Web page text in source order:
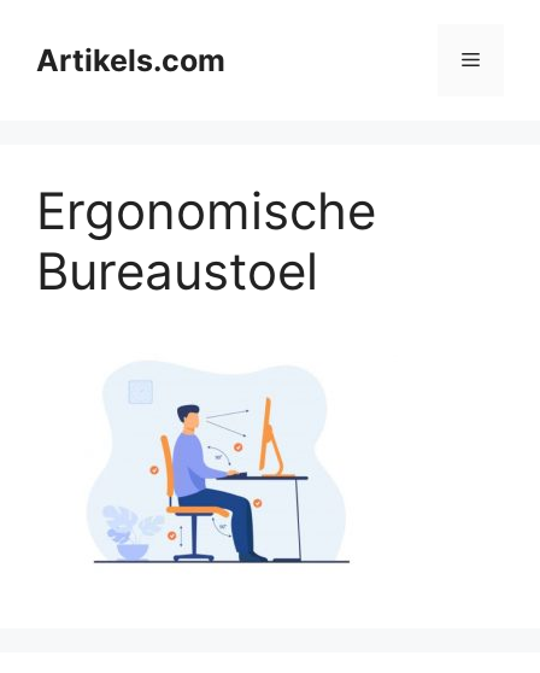
Artikels.com Menu
Ergonomische
Bureaustoel